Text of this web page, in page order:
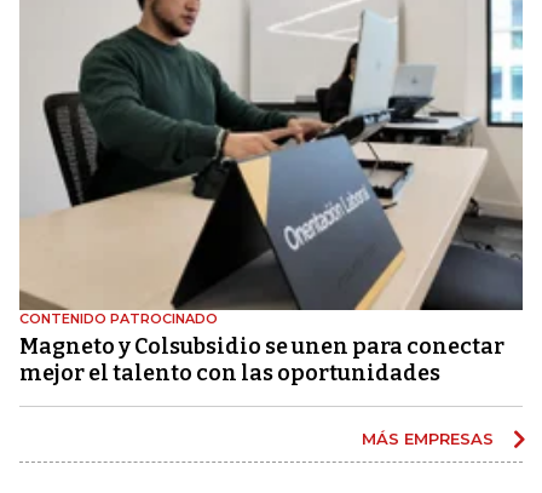
CONTENIDO PATROCINADO
Magneto y Colsubsidio se unen para conectar
mejor el talento con las oportunidades
MÁS EMPRESAS